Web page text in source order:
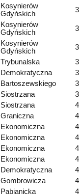
Kosynierów
Gdyńskich
Kosynierów
Gdyńskich
Kosynierów
Gdyńskich
Trybunalska
Demokratyczna
Bartoszewskiego
Siostrzana
Siostrzana
Graniczna
Ekonomiczna
Ekonomiczna
Ekonomiczna
Ekonomiczna
Demokratyczna
Gombrowicza
Pabianicka